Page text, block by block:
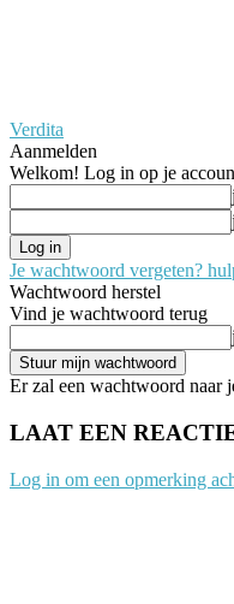
Verdita
Aanmelden
Welkom! Log in op je
Je wachtwoord vergeten?
Wachtwoord herstel
Vind je wachtwoord terug
Er zal een wachtwoord naar
LAAT EEN
Log in om een opmerking